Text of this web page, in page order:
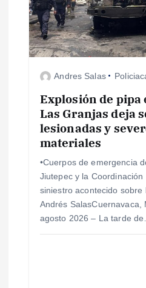
n
d
Andres Salas
Explosión de pipa
Las Granjas deja
lesionadas y
materiales
•Cuerpos de emergencia
Jiutepec y la
siniestro acontecido sobre
Andrés SalasCuernavaca,
agosto 2026 – La tarde